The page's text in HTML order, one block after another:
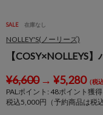
SALE 在庫なし
NOLLEY'S(ノーリーズ)
【COSY×NOLLEYS
¥6,600→ ¥5,280（税込
PALポイント: 48ポイント獲得
税込5,000円（予約商品は税